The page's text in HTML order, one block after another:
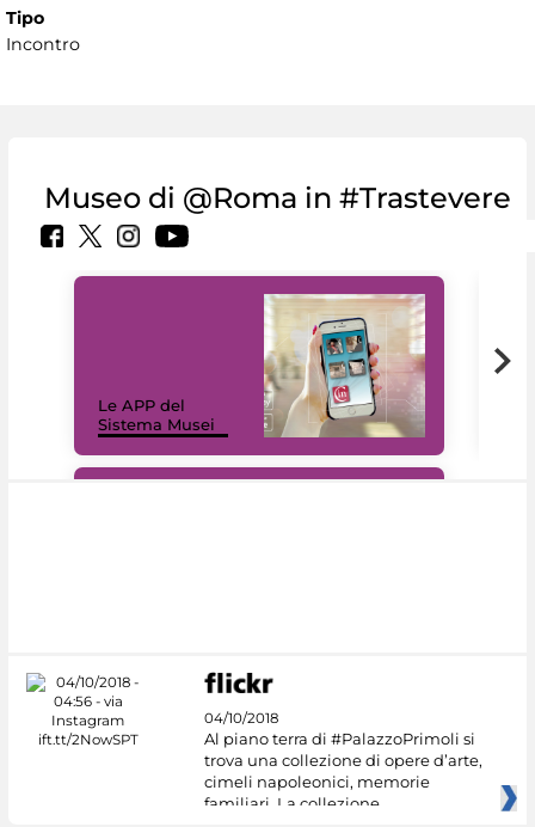
Tipo
Incontro
Museo di @Roma in #Trastevere
Le APP del
Sistema Musei
04/10/2018
Al piano terra di #PalazzoPrimoli si
trova una collezione di opere d’arte,
cimeli napoleonici, memorie
familiari. La collezione